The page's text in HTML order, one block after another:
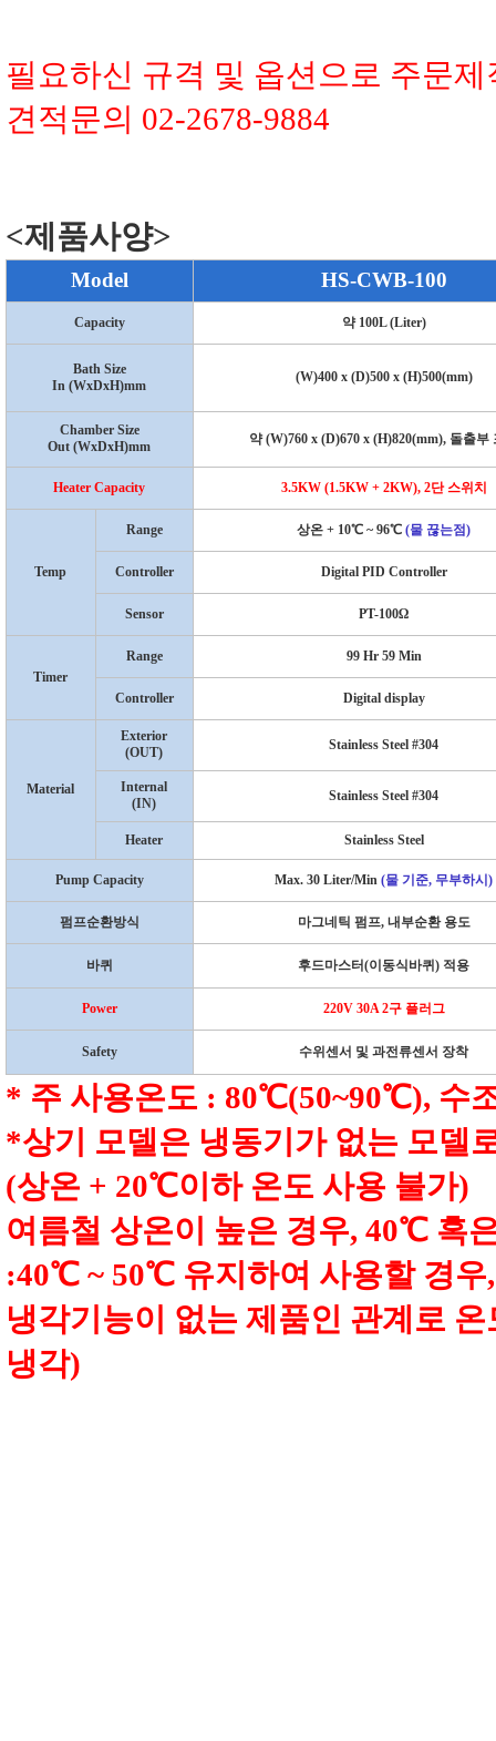
필요하신 규격 및 옵션으로 주문
견적문의 02-2678-9884
<제품사양>
Model HS-CWB-100
Capacity 약 100L (Liter)
Bath Size
In (WxDxH)mm
(W)400 x (D)500 x (H)500(mm)
Chamber Size
Out (WxDxH)mm
약(W)760 x (D)670 x (H)820(mm), 돌출부
Heater Capacity 3.5KW (1.5KW + 2KW), 2단 스위치
Temp
Range 상온+ 10℃~ 96℃(물 끊는점)
Controller Digital PID Controller
Sensor PT-100Ω
Timer
Range 99 Hr 59 Min
Controller Digital display
Material
Exterior
(OUT)
Stainless Steel #304
Internal
(IN)
Stainless Steel #304
Heater Stainless Steel
Pump Capacity Max. 30 Liter/Min(물 기준, 무부하시)
펌프순환방식 마그네틱 펌프, 내부순환 용도
바퀴 후드마스터(이동식바퀴) 적용
Power 220V 30A 2구 플러그
Safety 수위센서 및 과전류센서 장착
* 주 사용온도 : 80℃(50~90℃), 수
*상기 모델은 냉동기가 없는 모델
(상온 + 20℃이하 온도 사용 불가)
여름철 상온이 높은 경우, 40℃ 혹
:40℃ ~ 50℃ 유지하여 사용할 경우
냉각기능이 없는 제품인 관계로
냉각)